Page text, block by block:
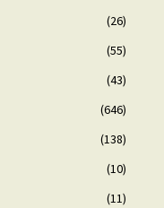
(26)
(55)
(43)
(646)
(138)
(10)
(11)